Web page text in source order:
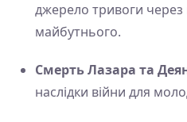
джерело тривоги через
майбутнього.
Смерть Лазара та
наслідки війни для